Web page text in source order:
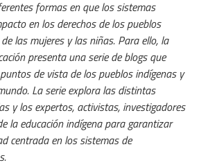
formas en que los sistemas
en los derechos de los pueblos
las mujeres y las niñas. Para ello, la
presenta una serie de blogs que
de vista de los pueblos indígenas y
La serie explora las distintas
y los expertos, activistas, investigadores
la educación indígena para garantizar
centrada en los sistemas de